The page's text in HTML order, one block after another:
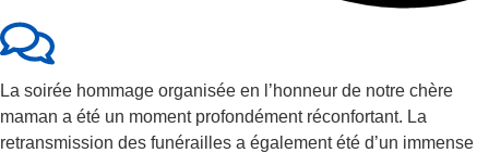
La soirée hommage organisée en l’honneur de notre chère
maman a été un moment profondément réconfortant. La
retransmission des funérailles a également été d’un immense